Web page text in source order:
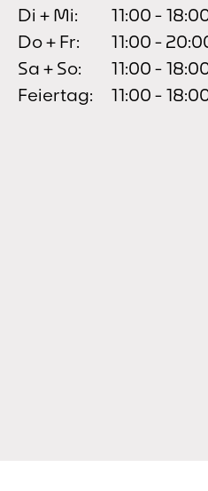
Di + Mi:
11:00 -
Do + Fr:
11:00 -
Sa + So:
11:00 -
Feiertag:
11:00 -